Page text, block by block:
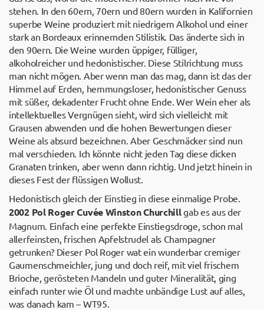
stehen. In den 60ern, 70ern und 80ern wurden in Kalifornien
superbe Weine produziert mit niedrigem Alkohol und einer
stark an Bordeaux erinnernden Stilistik. Das änderte sich in
den 90ern. Die Weine wurden üppiger, fülliger,
alkoholreicher und hedonistischer. Diese Stilrichtung muss
man nicht mögen. Aber wenn man das mag, dann ist das der
Himmel auf Erden, hemmungsloser, hedonistischer Genuss
mit süßer, dekadenter Frucht ohne Ende. Wer Wein eher als
intellektuelles Vergnügen sieht, wird sich vielleicht mit
Grausen abwenden und die hohen Bewertungen dieser
Weine als absurd bezeichnen. Aber Geschmäcker sind nun
mal verschieden. Ich könnte nicht jeden Tag diese dicken
Granaten trinken, aber wenn dann richtig. Und jetzt hinein in
dieses Fest der flüssigen Wollust.
Hedonistisch gleich der Einstieg in diese einmalige Probe.
2002 Pol Roger Cuvée Winston Churchillgab es aus der
Magnum. Einfach eine perfekte Einstiegsdroge, schon mal
allerfeinsten, frischen Apfelstrudel als Champagner
getrunken? Dieser Pol Roger wat ein wunderbar cremiger
Gaumenschmeichler, jung und doch reif, mit viel frischem
Brioche, gerösteten Mandeln und guter Mineralität, ging
einfach runter wie Öl und machte unbändige Lust auf alles,
was danach kam – WT95.